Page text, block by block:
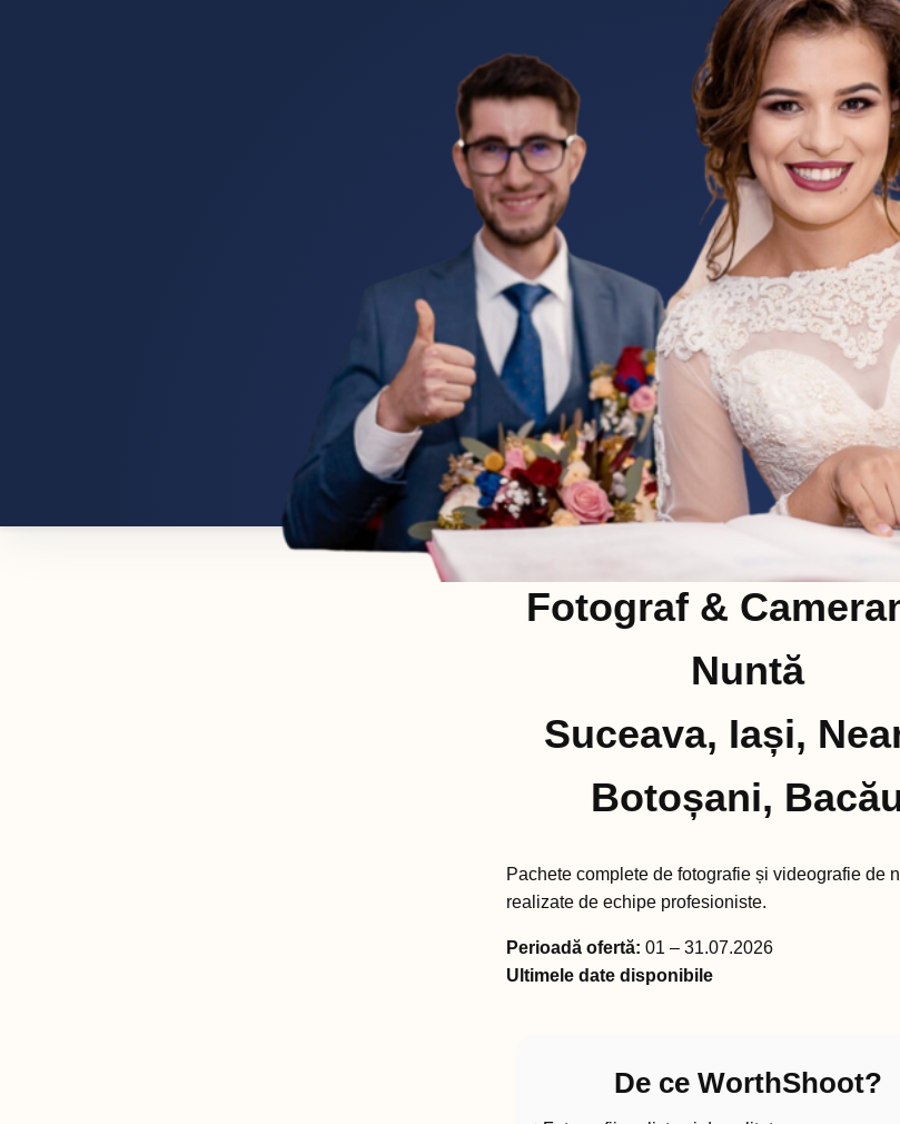
Fotograf &
Nuntă
Suceava, Iași,
Botoșani,
Pachete complete de fotografie și videografie de
realizate de echipe profesioniste.
Perioadă ofertă: 01 – 31.07.2026
Ultimele date disponibile
De ce WorthShoot?